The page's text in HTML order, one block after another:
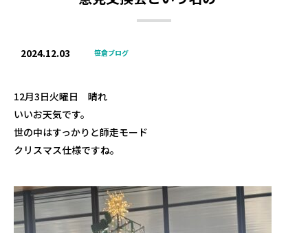
2024.12.03 笹倉ブログ
12月3日火曜日 晴れ
いいお天気です。
世の中はすっかりと師走モード
クリスマス仕様ですね。